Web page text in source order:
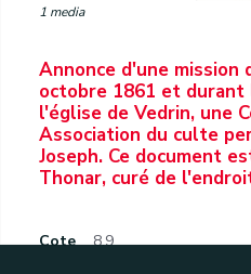
1 media
Annonce d'une mission
octobre 1861 et
l'église de Vedrin, une
Association du culte
Joseph. Ce document
Thonar, curé de
Cote 8.9